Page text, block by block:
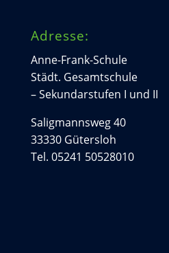
Adresse:
Anne-Frank-Schule
Städt. Gesamtschule
– Sekundarstufen I und II
Saligmannsweg 40
33330 Gütersloh
Tel. 05241 50528010